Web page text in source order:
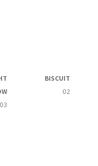
BISCUIT
02
03